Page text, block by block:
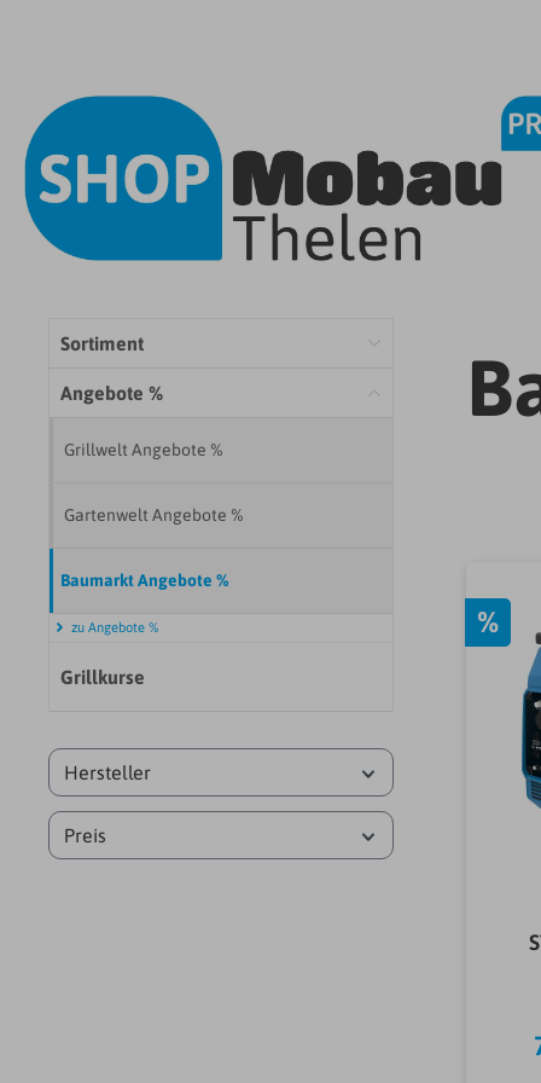
Sortiment
Angebote %
Grillwelt Angebote %
Gartenwelt Angebote %
Baumarkt Angebote %
zu Angebote %
Grillkurse
Hersteller
Preis
%